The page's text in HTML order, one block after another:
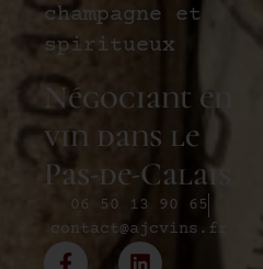
champagne et
spiritueux
Négociant en
vin dans le
Pas-de-Calais
06 50 13 90 65
contact@ajcvins.fr